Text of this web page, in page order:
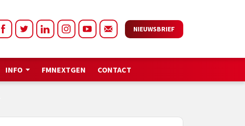
NIEUWSBRIEF
INFO FMNEXTGEN CONTACT